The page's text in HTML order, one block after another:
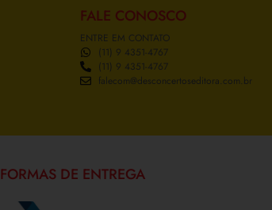
FALE CONOSCO
ENTRE EM CONTATO
(11) 9 4351-4767
(11) 9 4351-4767
falecom@desconcertoseditora.com.br
FORMAS DE ENTREGA